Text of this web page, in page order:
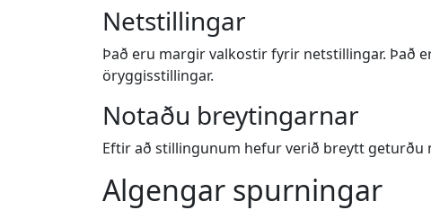
Netstillingar
Það eru margir valkostir fyrir netstillingar. Það
öryggisstillingar.
Notaðu breytingarnar
Eftir að stillingunum hefur verið breytt geturðu
Algengar spurningar